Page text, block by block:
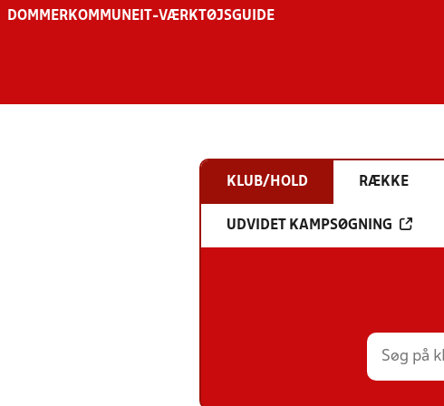
DOMMER KOMMUNE IT-VÆRKTØJSGUIDE
KLUB/HOLD RÆKKE
UDVIDET KAMPSØGNING